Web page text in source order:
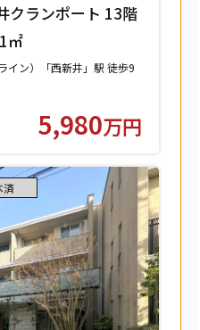
クランポート 13階
㎡
イン）「西新井」駅 徒歩9
5,980万円
済